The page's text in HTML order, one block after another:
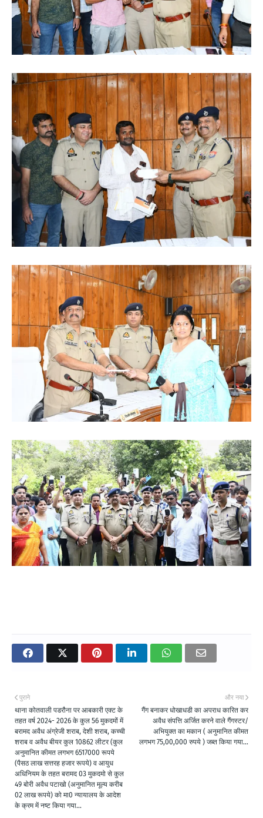
और नया
गैंग बनाकर धोखाधडी का अपराध कारित कर
अवैध संपत्ति अर्जित करने वाले गैंगस्टर/
अभियुक्त का मकान ( अनुमानित कीमत
लगभग 75,00,000 रुपये ) जब्त किया गया...
पुराने
थाना कोतवाली पडरौना पर आबकारी एक्ट के
तहत वर्ष 2024- 2026 के कुल 56 मुकदमों में
बरामद अवैध अंग्रेजी शराब, देशी शराब, कच्ची
शराब व अवैध बीयर कुल 10862 लीटर (कुल
अनुमानित कीमत लगभग 6517000 रूपये
(पैसठ लाख सत्तरह हजार रूपये) व आयुध
अधिनियम के तहत बरामद 03 मुकदमो से कुल
49 बोरी अवैध पटाखो (अनुमानित मूल्य करीब
02 लाख रूपये) को मा0 न्यायालय के आदेश
के क्रम में नष्ट किया गया...